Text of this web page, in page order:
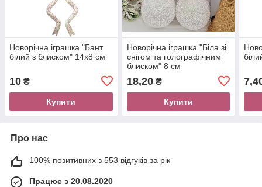
Новорічна іграшка "Бант
білий з блиском" 14х8 см
10 ₴
Купити
Новорічна іграшка "Біла зі
снігом та голографічним
блиском" 8 см
18,20₴
Купити
Про нас
100% позитивних з 553 відгуків за рік
Працює з 20.08.2020